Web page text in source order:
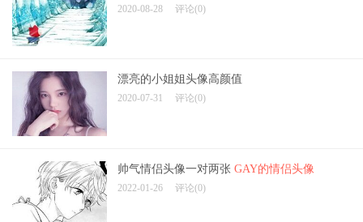
2020-08-28 评论(0)
漂亮的小姐姐头像高颜值
2020-07-31 评论(0)
帅气情侣头像一对两张 GAY的情侣头像
2022-01-26 评论(0)